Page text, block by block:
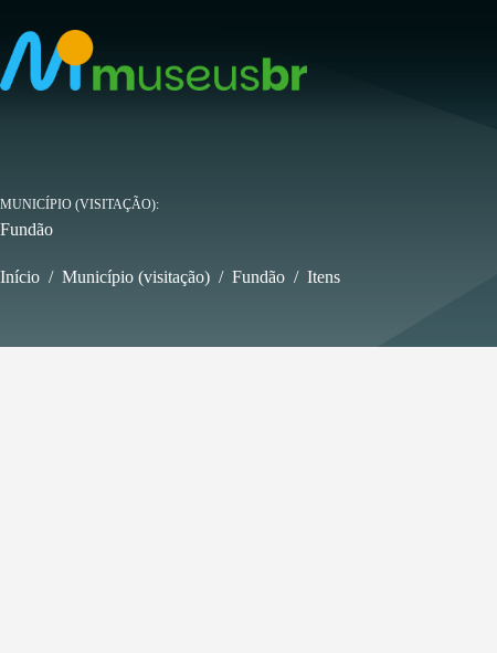
para
conteúdo
MUNICÍPIO (VISITAÇÃO)
Fundão
Início / Município (visitação) / Fundão / Itens